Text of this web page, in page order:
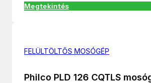
Megtekintés
FELÜLTÖLTŐS MOSÓGÉP
Philco PLD 126 CQTLS